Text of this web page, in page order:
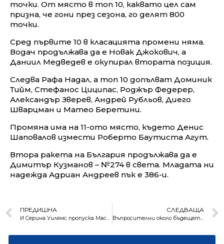
точки. От място в топ 10, каквато цел сам
призна, че гони през сезона, го делят 800
точки.
Сред първите 10 в класацията промени няма.
Водач продължава да е Новак Джокович, а
Даниил Медведев е окупирал втората позиция.
Следва Рафа Надал, а топ 10 допълват Доминик
Тийм, Стефанос Циципас, Роджър Федерер,
Александър Зверев, Андрей Рубльов, Диего
Шварцман и Матео Беретини.
Промяна има на 11-ото място, където Денис
Шаповалов измести Роберто Баутиста Агут.
Втора ракета на България продължава да е
Димитър Кузманов – №274 в света. Младата ни
надежда Адриан Андреев пък е 386-и.
ПРЕДИШНА
И Серина Уилямс пропуска Мастърса в Маями
СЛЕДВАЩА
Въпросителни около бъдещето на Матей Казийски